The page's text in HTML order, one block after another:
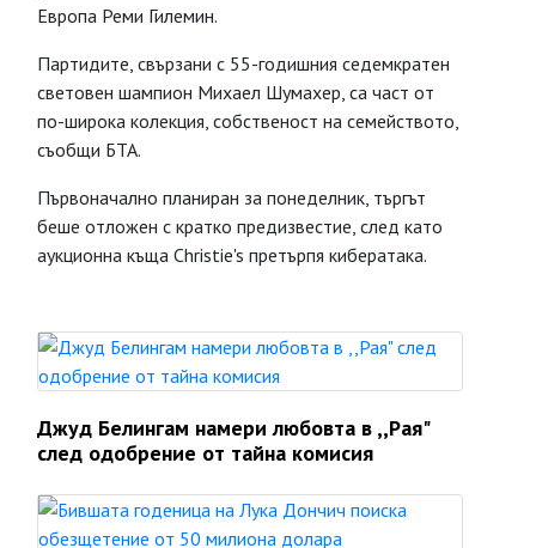
Европа Реми Гилемин.
Партидите, свързани с 55-годишния седемкратен
световен шампион Михаел Шумахер, са част от
по-широка колекция, собственост на семейството,
съобщи БТА.
Първоначално планиран за понеделник, търгът
беше отложен с кратко предизвестие, след като
аукционна къща Christie's претърпя кибератака.
Джуд Белингам намери любовта в ,,Рая"
след одобрение от тайна комисия